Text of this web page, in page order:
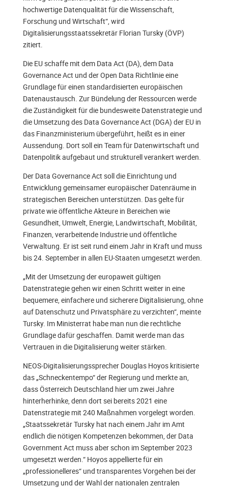
hochwertige Datenqualität für die Wissenschaft,
Forschung und Wirtschaft“, wird
Digitalisierungsstaatssekretär Florian Tursky (ÖVP)
zitiert.
Die EU schaffe mit dem Data Act (DA), dem Data
Governance Act und der Open Data Richtlinie eine
Grundlage für einen standardisierten europäischen
Datenaustausch. Zur Bündelung der Ressourcen werde
die Zuständigkeit für die bundesweite Datenstrategie und
die Umsetzung des Data Governance Act (DGA) der EU in
das Finanzministerium übergeführt, heißt es in einer
Aussendung. Dort soll ein Team für Datenwirtschaft und
Datenpolitik aufgebaut und strukturell verankert werden.
Der Data Governance Act soll die Einrichtung und
Entwicklung gemeinsamer europäischer Datenräume in
strategischen Bereichen unterstützen. Das gelte für
private wie öffentliche Akteure in Bereichen wie
Gesundheit, Umwelt, Energie, Landwirtschaft, Mobilität,
Finanzen, verarbeitende Industrie und öffentliche
Verwaltung. Er ist seit rund einem Jahr in Kraft und muss
bis 24. September in allen EU-Staaten umgesetzt werden.
„Mit der Umsetzung der europaweit gültigen
Datenstrategie gehen wir einen Schritt weiter in eine
bequemere, einfachere und sicherere Digitalisierung, ohne
auf Datenschutz und Privatsphäre zu verzichten“, meinte
Tursky. Im Ministerrat habe man nun die rechtliche
Grundlage dafür geschaffen. Damit werde man das
Vertrauen in die Digitalisierung weiter stärken.
NEOS-Digitalisierungssprecher Douglas Hoyos kritisierte
das „Schneckentempo“ der Regierung und merkte an,
dass Österreich Deutschland hier um zwei Jahre
hinterherhinke, denn dort sei bereits 2021 eine
Datenstrategie mit 240 Maßnahmen vorgelegt worden.
„Staatssekretär Tursky hat nach einem Jahr im Amt
endlich die nötigen Kompetenzen bekommen, der Data
Government Act muss aber schon im September 2023
umgesetzt werden.“ Hoyos appellierte für ein
„professionelleres“ und transparentes Vorgehen bei der
Umsetzung und der Wahl der nationalen zentralen